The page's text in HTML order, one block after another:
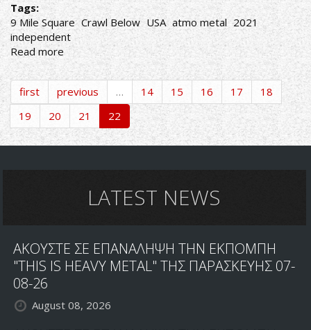
Tags:
9 Mile Square Crawl Below USA atmo metal 2021
independent
Read more about
Crawl
Below-
9
Mile
Square
first previous … 14 15 16 17
18
19
20 21 22
LATEST NEWS
ΑΚΟΥΣΤΕ ΣΕ ΕΠΑΝΑΛΗΨΗ ΤΗΝ ΕΚΠΟΜΠΗ
"THIS IS HEAVY METAL" ΤΗΣ ΠΑΡΑΣΚΕΥΗΣ 07-
08-26
August 08, 2026